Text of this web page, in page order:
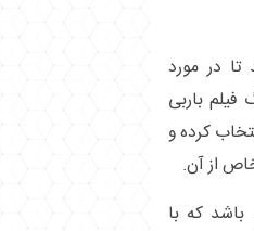
تا در مورد
باربی
کرده و
از آن.
باشد که با